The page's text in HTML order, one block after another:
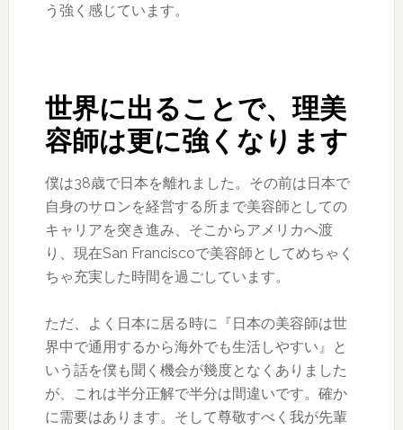
う強く感じています。
世界に出ることで、理美
容師は更に強くなります
僕は38歳で日本を離れました。その前は日本で
自身のサロンを経営する所まで美容師としての
キャリアを突き進み、そこからアメリカへ渡
り、現在San Franciscoで美容師としてめちゃく
ちゃ充実した時間を過ごしています。
ただ、よく日本に居る時に『日本の美容師は世
界中で通用するから海外でも生活しやすい』と
いう話を僕も聞く機会が幾度となくありました
が、これは半分正解で半分は間違いです。確か
に需要はあります。そして尊敬すべく我が先輩